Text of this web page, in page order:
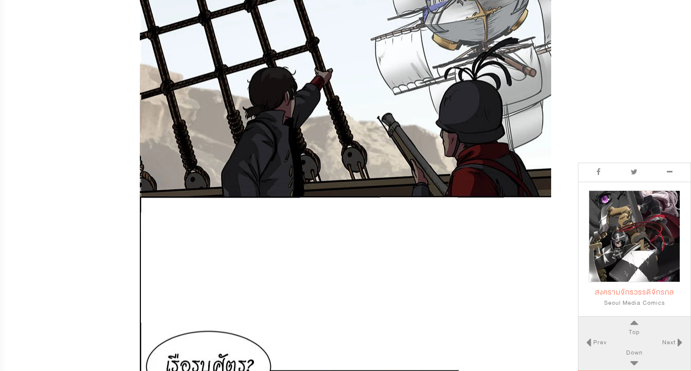
สงครามจักรวรรดิจักรกล
Seoul Media Comics
Top
Prev
Next
Down